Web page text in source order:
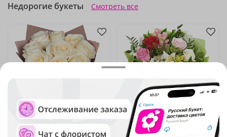
Недорогие букеты Смотреть все